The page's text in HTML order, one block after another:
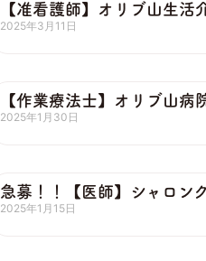
【准看護師】オリブ山生活
2025年3月11日
【作業療法士】オリブ山病
2025年1月30日
急募！！【医師】シャロン
2025年1月15日